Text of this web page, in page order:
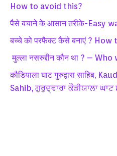
How to avoid this?
पैसे बचाने के आसान तरीके-Easy
बच्चे को परफैक्ट कैसे बनाएं ?
मुल्ला नसरुद्दीन कौन था ? –
कौडियाला घाट गुरुद्वारा साहिब,
Sahib, ਗੁਰੁਦ੍ਵਾਰਾ ਕੌੜੀਯਾਲਾ ਘਾਟ